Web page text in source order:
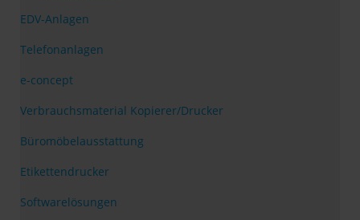
EDV-Anlagen
Telefonanlagen
e-concept
Verbrauchsmaterial Kopierer/Drucker
Büromöbelausstattung
Etikettendrucker
Softwarelösungen